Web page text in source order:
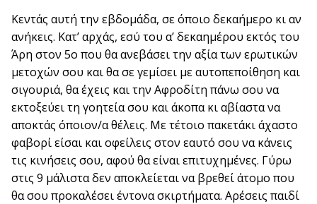
Κεντάς αυτή την εβδομάδα, σε όποιο δεκαήμερο κι αν
ανήκεις. Κατ’ αρχάς, εσύ του α’ δεκαημέρου εκτός του
Άρη στον 5ο που θα ανεβάσει την αξία των ερωτικών
μετοχών σου και θα σε γεμίσει με αυτοπεποίθηση και
σιγουριά, θα έχεις και την Αφροδίτη πάνω σου να
εκτοξεύει τη γοητεία σου και άκοπα κι αβίαστα να
αποκτάς όποιον/α θέλεις. Με τέτοιο πακετάκι άχαστο
φαβορί είσαι και οφείλεις στον εαυτό σου να κάνεις
τις κινήσεις σου, αφού θα είναι επιτυχημένες. Γύρω
στις 9 μάλιστα δεν αποκλείεται να βρεθεί άτομο που
θα σου προκαλέσει έντονα σκιρτήματα. Αρέσεις παιδί